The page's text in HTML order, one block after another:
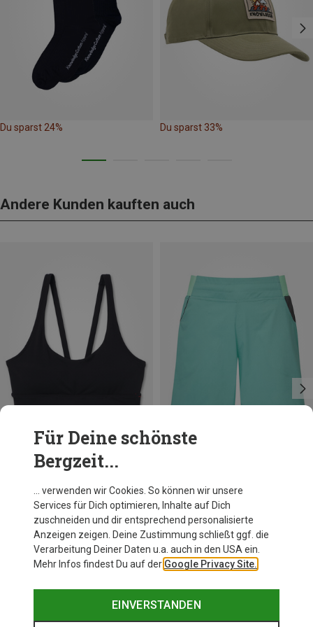
Du sparst 24% Du sparst 33%
Andere Kunden kauften auch
Du sparst 10%
Für Deine schönste
Bergzeit...
… verwenden wir Cookies. So können wir unsere
Services für Dich optimieren, Inhalte auf Dich
zuschneiden und dir entsprechend personalisierte
Anzeigen zeigen. Deine Zustimmung schließt ggf. die
Verarbeitung Deiner Daten u.a. auch in den USA ein.
Mehr Infos findest Du auf der Google Privacy Site.
EINVERSTANDEN